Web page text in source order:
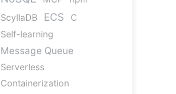
ScyllaDB
ECS
C
Self-learning
Message Queue
Serverless
Containerization